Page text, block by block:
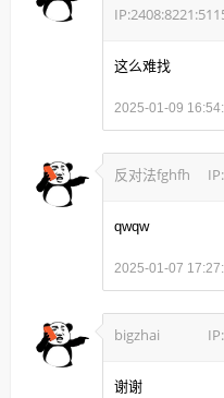
这么难找
2025-01-09
反对法fghfh
qwqw
2025-01-07
bigzhai
谢谢